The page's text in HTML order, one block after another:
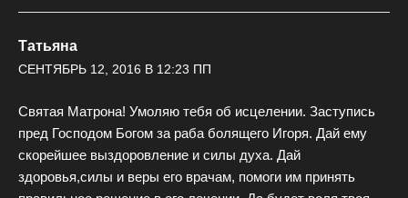
Татьяна
СЕНТЯБРЬ 12, 2016 В 12:23 ПП
Святая Матрона! Умоляю тебя об исцелении. Заступись
пред Господом Богом за раба болящего Игоря. Дай ему
скорейшее выздоровление и силы духа. Дай
здоровья,силы и веры его врачам, помоги им принять